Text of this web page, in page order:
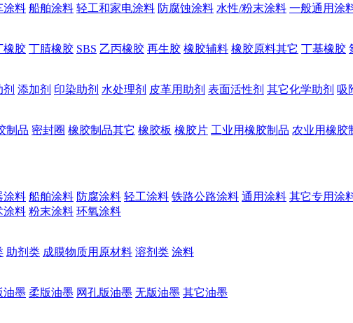
涂料 船舶涂料 轻工和家电涂料 防腐蚀涂料 水性/粉末涂料 一般通用涂
橡胶 丁腈橡胶 SBS 乙丙橡胶 再生胶 橡胶辅料 橡胶原料其它 丁基橡胶
添加剂 印染助剂 水处理剂 皮革用助剂 表面活性剂 其它化学助剂 吸
制品 密封圈 橡胶制品其它 橡胶板 橡胶片 工业用橡胶制品 农业用橡胶
涂料 船舶涂料 防腐涂料 轻工涂料 铁路公路涂料 通用涂料 其它专用涂
涂料 粉末涂料 环氧涂料
助剂类 成膜物质用原材料 溶剂类 涂料
油墨 柔版油墨 网孔版油墨 无版油墨 其它油墨